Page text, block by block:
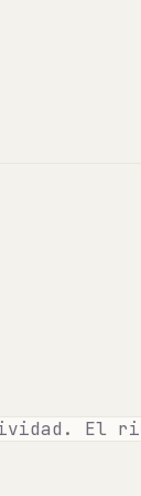
El